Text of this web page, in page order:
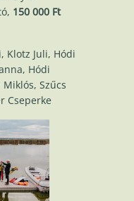
150 000 Ft
Klotz Juli, Hódi
Hódi
Szűcs
Cseperke